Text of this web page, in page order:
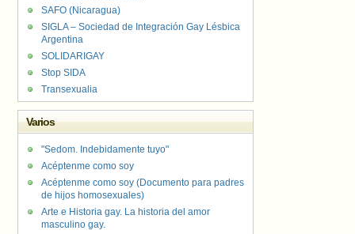
SAFO (Nicaragua)
SIGLA – Sociedad de Integración Gay Lésbica
Argentina
SOLIDARIGAY
Stop SIDA
Transexualia
Varios
"Sedom. Indebidamente tuyo"
Acéptenme como soy
Acéptenme como soy (Documento para padres
de hijos homosexuales)
Arte e Historia gay. La historia del amor
masculino gay.